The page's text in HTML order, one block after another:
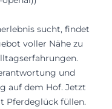
sucht, findet
voller Nähe zu
und
auf dem Hof. Jetzt
Pferdeglück füllen.